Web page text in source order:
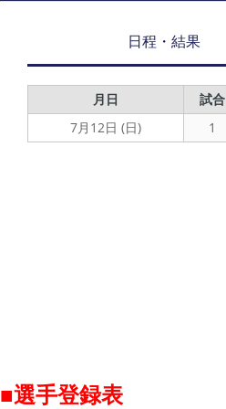
日程・結果
月日 試合
7月12日 (日)
1
■選手登録表